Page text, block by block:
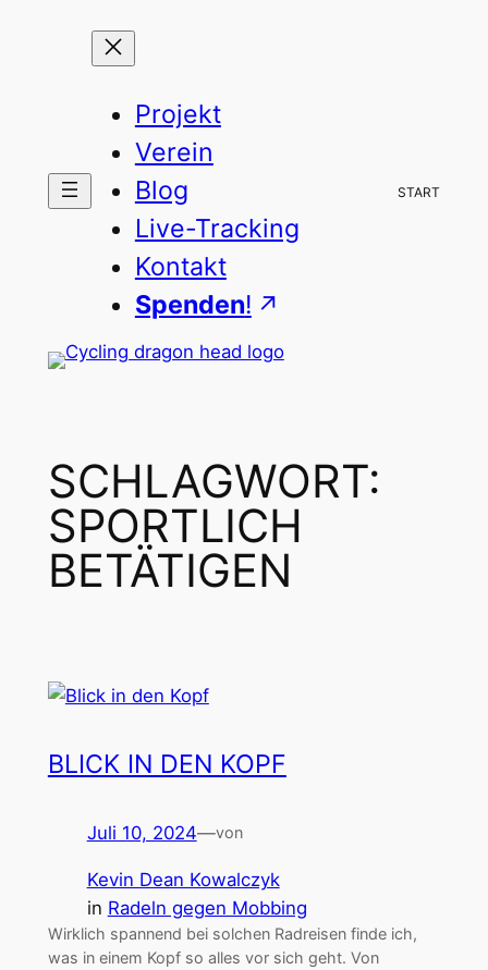
Projekt
Verein
Blog
Live-Tracking
Kontakt
Spenden!
START
SCHLAGWORT:
SPORTLICH
BETÄTIGEN
BLICK IN DEN KOPF
Juli 10, 2024—von
Kevin Dean Kowalczyk
in Radeln gegen Mobbing
Wirklich spannend bei solchen Radreisen finde ich,
was in einem Kopf so alles vor sich geht. Von